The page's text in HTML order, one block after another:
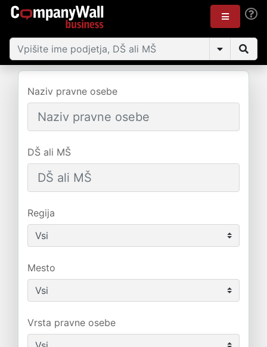
Naziv pravne osebe
DŠ ali MŠ
Regija
Mesto
Vrsta pravne osebe